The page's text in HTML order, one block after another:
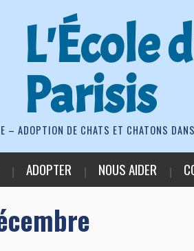
L'École
Parisis
– ADOPTION DE CHATS ET CHATONS
ADOPTER NOUS AIDER